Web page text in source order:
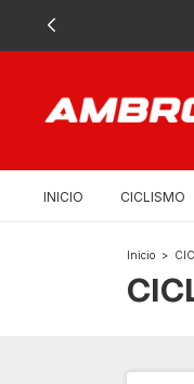
INICIO CICLISMO
Inicio >